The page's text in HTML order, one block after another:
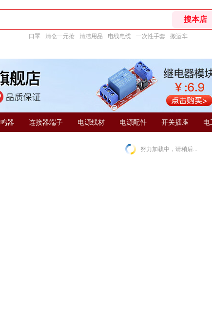
口罩 清仓一元抢 清洁用品 电线电缆 一次性手套 搬运车
器 连接器端子 电源线材 电源配件 开关插座 电
努力加载中，请稍后...